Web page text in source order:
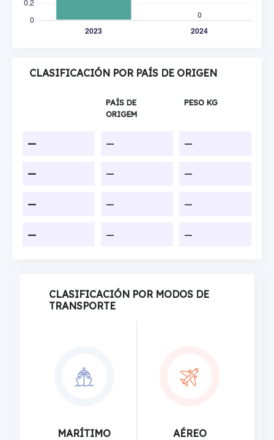
CLASIFICACIÓN POR PAÍS DE ORIGEN
PAÍS DE
ORIGEM
PESO KG
— — —
— — —
— — —
— — —
CLASIFICACIÓN POR MODOS DE
TRANSPORTE
MARÍTIMO AÉREO